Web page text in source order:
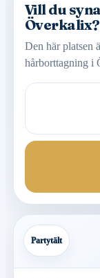
Vill du
Överkalix?
Den här platsen
hårborttagning i
Partytält